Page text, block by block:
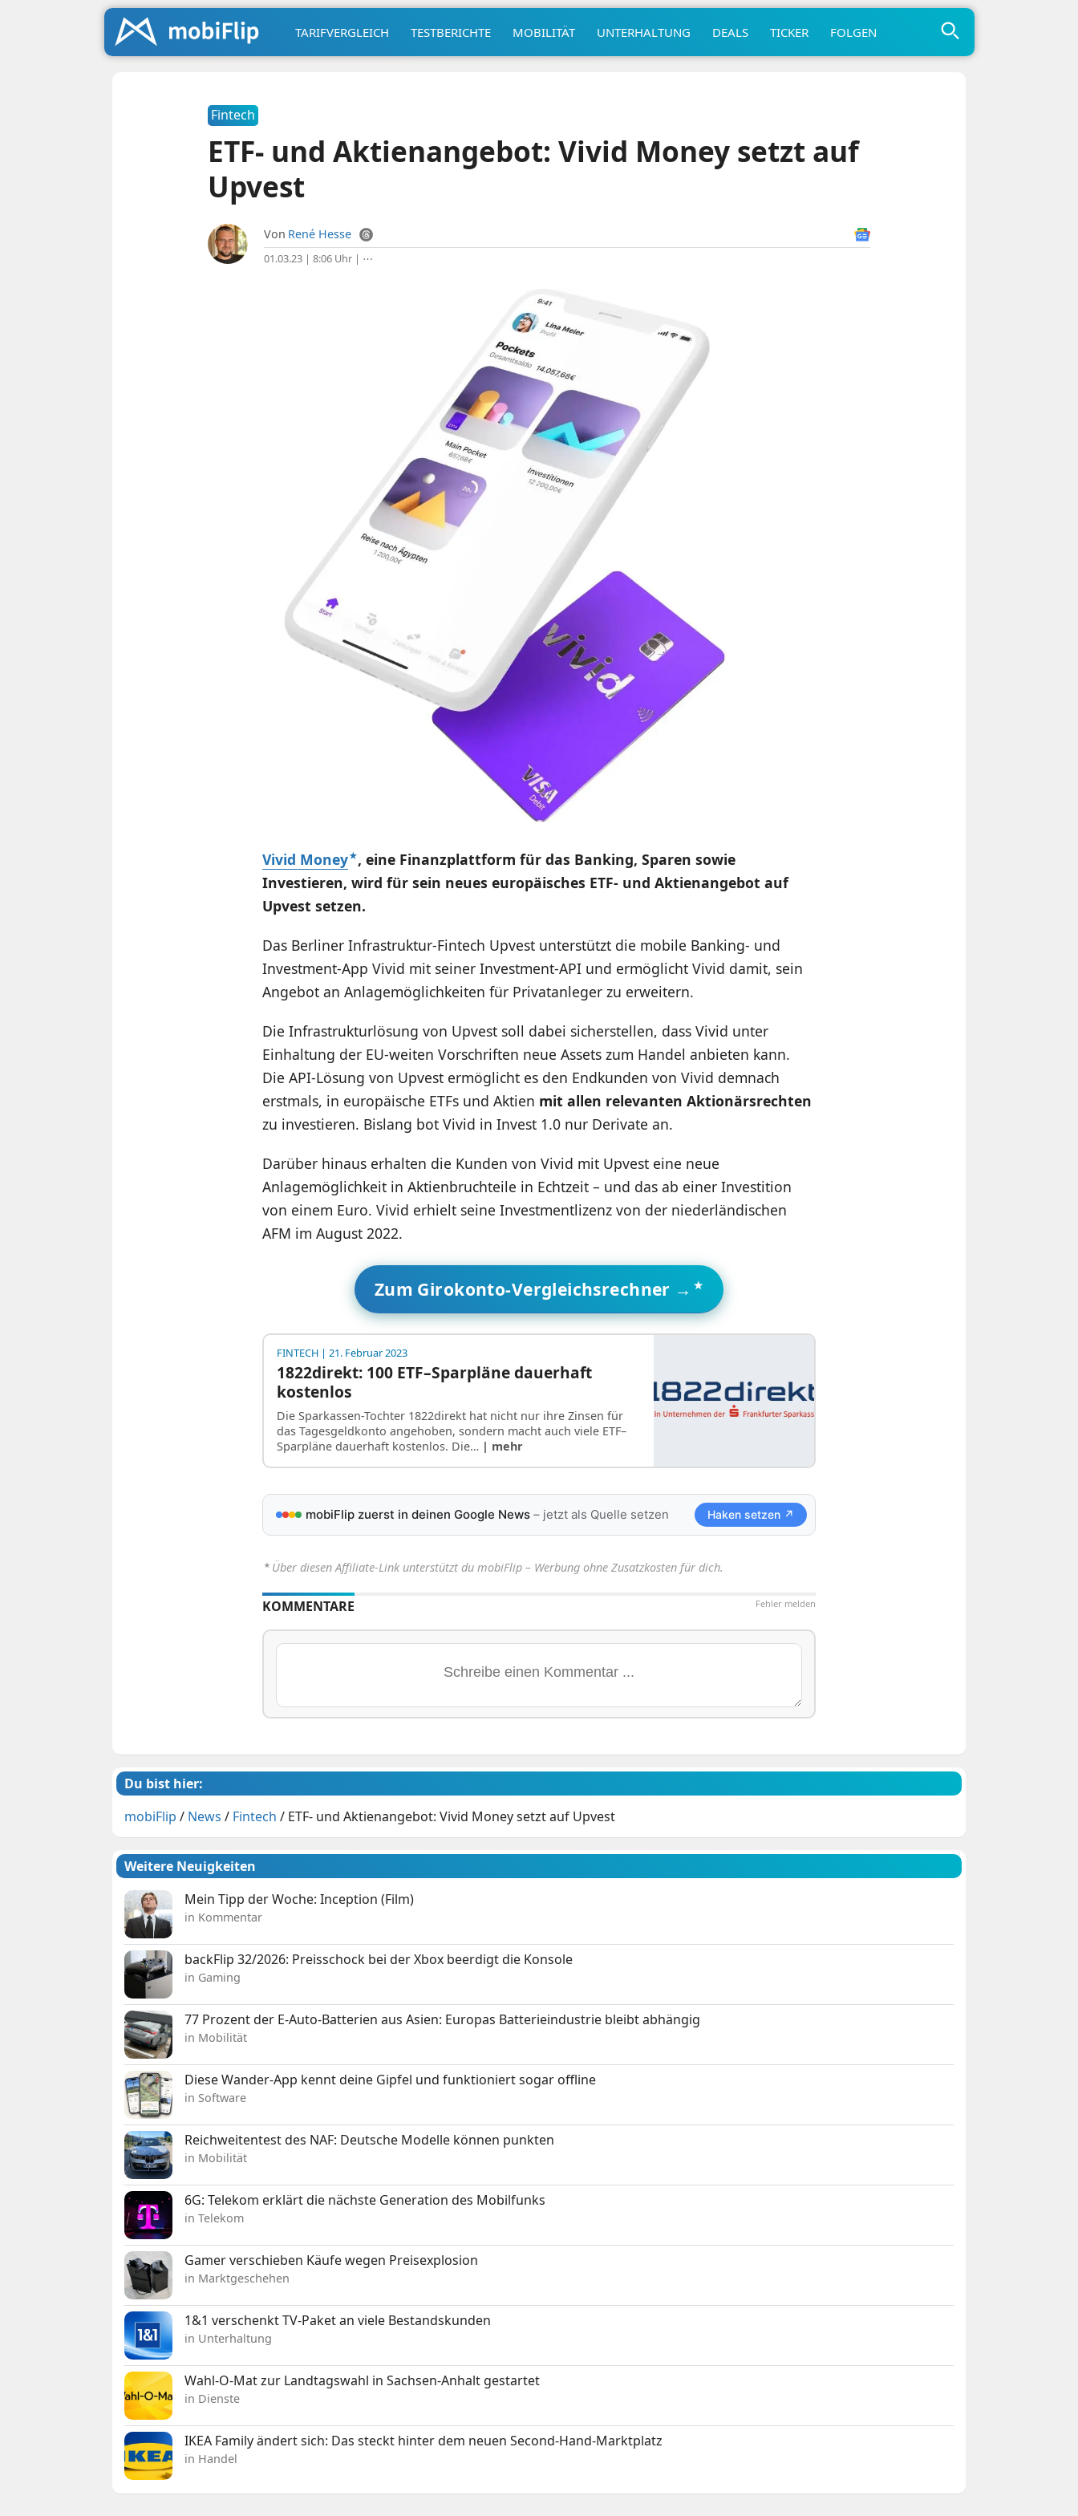
TARIFVERGLEICH TESTBERICHTE MOBILITÄT UNTERHALTUNG DEALS TICKER FOLGEN
Fintech
ETF- und Aktienangebot: Vivid Money setzt auf
Upvest
Von René Hesse
01.03.23 | 8:06 Uhr| ⋯
Vivid Money , eine Finanzplattform für das Banking, Sparen sowie
Investieren, wird für sein neues europäisches ETF- und Aktienangebot auf
Upvest setzen.
Das Berliner Infrastruktur-Fintech Upvest unterstützt die mobile Banking- und
Investment-App Vivid mit seiner Investment-API und ermöglicht Vivid damit, sein
Angebot an Anlagemöglichkeiten für Privatanleger zu erweitern.
Die Infrastrukturlösung von Upvest soll dabei sicherstellen, dass Vivid unter
Einhaltung der EU-weiten Vorschriften neue Assets zum Handel anbieten kann.
Die API-Lösung von Upvest ermöglicht es den Endkunden von Vivid demnach
erstmals, in europäische ETFs und Aktien mit allen relevanten Aktionärsrechten
zu investieren. Bislang bot Vivid in Invest 1.0 nur Derivate an.
Darüber hinaus erhalten die Kunden von Vivid mit Upvest eine neue
Anlagemöglichkeit in Aktienbruchteile in Echtzeit – und das ab einer Investition
von einem Euro. Vivid erhielt seine Investmentlizenz von der niederländischen
AFM im August 2022.
Zum Girokonto-Vergleichsrechner →
FINTECH| 21. Februar 2023
1822direkt: 100 ETF–Sparpläne dauerhaft
kostenlos
Die Sparkassen-Tochter 1822direkt hat nicht nur ihre Zinsen für
das Tagesgeldkonto angehoben, sondern macht auch viele ETF–
Sparpläne dauerhaft kostenlos. Die… | mehr
mobiFlip zuerst in deinen Google News– jetzt als Quelle setzen Haken setzen ↗
⋆ Über diesen Affiliate-Link unterstützt du mobiFlip – Werbung ohne Zusatzkosten für dich.
Fehler melden
KOMMENTARE
Du bist hier:
mobiFlip / News / Fintech / ETF- und Aktienangebot: Vivid Money setzt auf Upvest
Weitere Neuigkeiten
Mein Tipp der Woche: Inception (Film)
in Kommentar
backFlip 32/2026: Preisschock bei der Xbox beerdigt die Konsole
in Gaming
77 Prozent der E-Auto-Batterien aus Asien: Europas Batterieindustrie bleibt abhängig
in Mobilität
Diese Wander-App kennt deine Gipfel und funktioniert sogar offline
in Software
Reichweitentest des NAF: Deutsche Modelle können punkten
in Mobilität
6G: Telekom erklärt die nächste Generation des Mobilfunks
in Telekom
Gamer verschieben Käufe wegen Preisexplosion
in Marktgeschehen
1&1 verschenkt TV-Paket an viele Bestandskunden
in Unterhaltung
Wahl-O-Mat zur Landtagswahl in Sachsen-Anhalt gestartet
in Dienste
IKEA Family ändert sich: Das steckt hinter dem neuen Second-Hand-Marktplatz
in Handel